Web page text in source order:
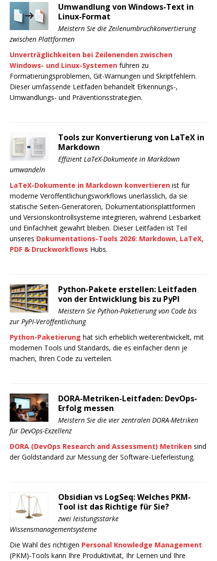
Umwandlung von Windows-Text in
Linux-Format
Meistern Sie die Zeilenumbruchkonvertierung
zwischen Plattformen
Unverträglichkeiten bei Zeilenenden zwischen
Windows- und Linux-Systemen führen zu
Formatierungsproblemen, Git-Warnungen und Skriptfehlern.
Dieser umfassende Leitfaden behandelt Erkennungs-,
Umwandlungs- und Präventionsstrategien.
Tools zur Konvertierung von LaTeX in
Markdown
Effizient LaTeX-Dokumente in Markdown
umwandeln
LaTeX-Dokumente in Markdown konvertieren ist für
moderne Veröffentlichungsworkflows unerlässlich, da sie
statische Seiten-Generatoren, Dokumentationsplattformen
und Versionskontrollsysteme integrieren, während Lesbarkeit
und Einfachheit gewahrt bleiben. Dieser Leitfaden ist Teil
unseres Dokumentations-Tools 2026: Markdown, LaTeX,
PDF & Druckworkflows Hubs.
Python-Pakete erstellen: Leitfaden
von der Entwicklung bis zu PyPI
Meistern Sie Python-Paketierung von Code bis
zur PyPI-Veröffentlichung
Python-Paketierung hat sich erheblich weiterentwickelt, mit
modernen Tools und Standards, die es einfacher denn je
machen, Ihren Code zu verteilen.
DORA-Metriken-Leitfaden: DevOps-
Erfolg messen
Meistern Sie die vier zentralen DORA-Metriken
für DevOps-Exzellenz
DORA (DevOps Research and Assessment) Metriken sind
der Goldstandard zur Messung der Software-Lieferleistung.
Obsidian vs LogSeq: Welches PKM-
Tool ist das Richtige für Sie?
zwei leistungsstarke
Wissensmanagementsysteme
Die Wahl des richtigen Personal Knowledge Management
(PKM)-Tools kann Ihre Produktivität, Ihr Lernen und Ihre